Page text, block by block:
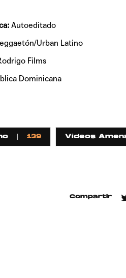
Autoeditado
Urban Latino
Films
Dominicana
139 Videos
Compartir